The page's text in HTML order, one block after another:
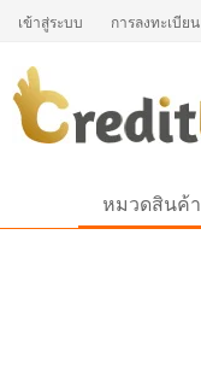
เข้าสู่ระบบ การลงทะเบียน
หมวดสินค้า